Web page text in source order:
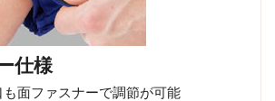
仕様
面ファスナーで調節が可能